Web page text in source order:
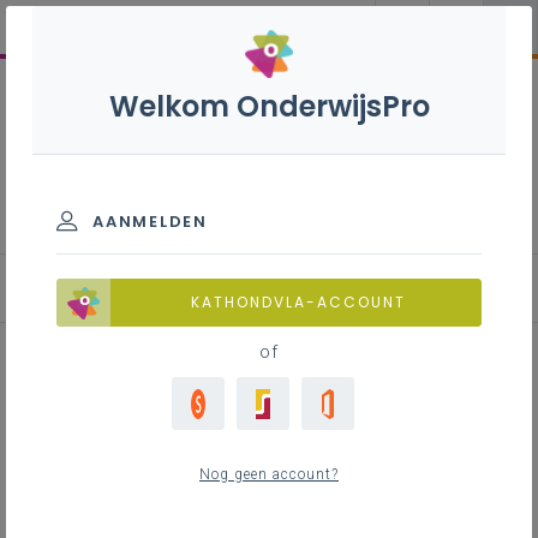
finaliteit
AI: de nieuwe copilot voor onze
Welkom OnderwijsPro
AANMELDEN
KATHONDVLA-ACCOUNT
of
Nog geen account?